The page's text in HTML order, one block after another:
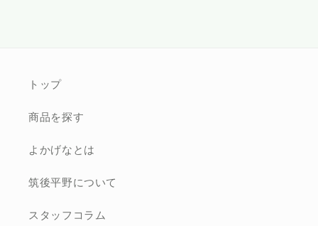
トップ
商品を探す
よかげなとは
筑後平野について
スタッフコラム